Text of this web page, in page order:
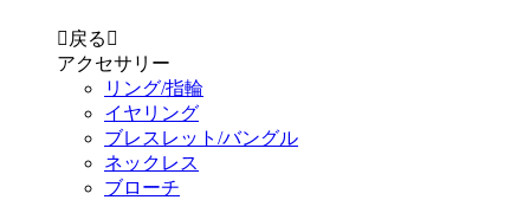
戻る 
アクセサリー
リング/指輪
イヤリング
ブレスレット/バングル
ネックレス
ブローチ